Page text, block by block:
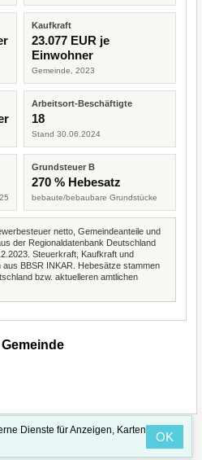
Kaufkraft
23.077 EUR je
Einwohner
Gemeinde, 2023
Arbeitsort-Beschäftigte
18
Stand 30.06.2024
Grundsteuer B
270 % Hebesatz
bebaute/bebaubare Grundstücke
netto, Gemeindeanteile und
der Regionaldatenbank Deutschland
Steuerkraft, Kaufkraft und
BBSR INKAR. Hebesätze stammen
bzw. aktuelleren amtlichen
Dienste für Anzeigen, Karten
OK